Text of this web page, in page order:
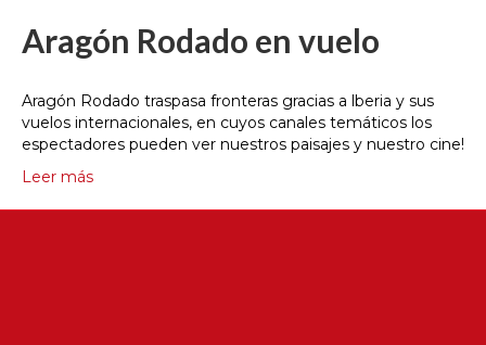
Aragón Rodado en vuelo
Aragón Rodado traspasa fronteras gracias a lberia y sus
vuelos internacionales, en cuyos canales temáticos los
espectadores pueden ver nuestros paisajes y nuestro cine!
Leer más